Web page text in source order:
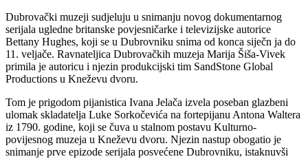
Dubrovački muzeji sudjeluju u snimanju novog dokumentarnog
serijala ugledne britanske povjesničarke i televizijske autorice
Bettany Hughes, koji se u Dubrovniku snima od konca siječn ja do
11. veljače. Ravnateljica Dubrovačkih muzeja Marija Šiša-Vivek
primila je autoricu i njezin produkcijski tim SandStone Global
Productions u Kneževu dvoru.
Tom je prigodom pijanistica Ivana Jelača izvela poseban glazbeni
ulomak skladatelja Luke Sorkočevića na fortepijanu Antona Waltera
iz 1790. godine, koji se čuva u stalnom postavu Kulturno-
povijesnog muzeja u Kneževu dvoru. Njezin nastup obogatio je
snimanje prve epizode serijala posvećene Dubrovniku, istaknuvši